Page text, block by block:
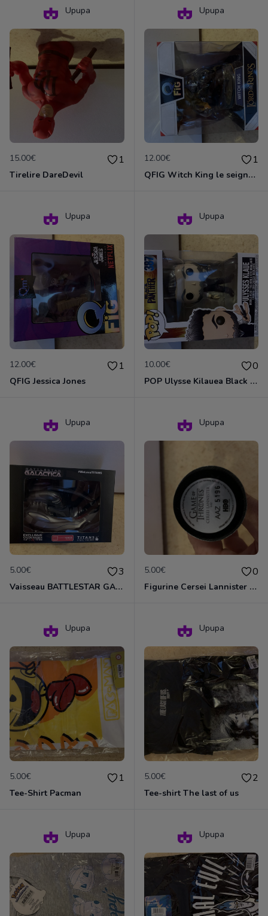
Upupa
15.00€ 1
Tirelire DareDevil
Upupa
12.00€ 1
QFIG Witch King le seigneur des anneaux
Upupa
12.00€ 1
QFIG Jessica Jones
Upupa
10.00€ 0
POP Ulysse Kilauea Black Panther 387
Upupa
5.00€ 3
Vaisseau BATTLESTAR GALACTICA
Upupa
5.00€ 0
Figurine Cersei Lannister de GOT
Upupa
5.00€ 1
Tee-Shirt Pacman
Upupa
5.00€ 2
Tee-shirt The last of us
Upupa Upupa